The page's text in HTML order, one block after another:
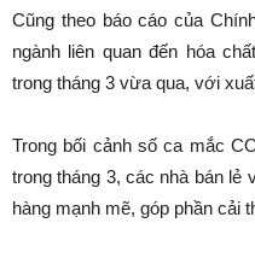
Cũng theo báo cáo của
ngành liên quan đến hóa
trong tháng 3 vừa qua, với
Trong bối cảnh số ca mắc
trong tháng 3, các nhà bán lẻ
hàng mạnh mẽ, góp phần cải